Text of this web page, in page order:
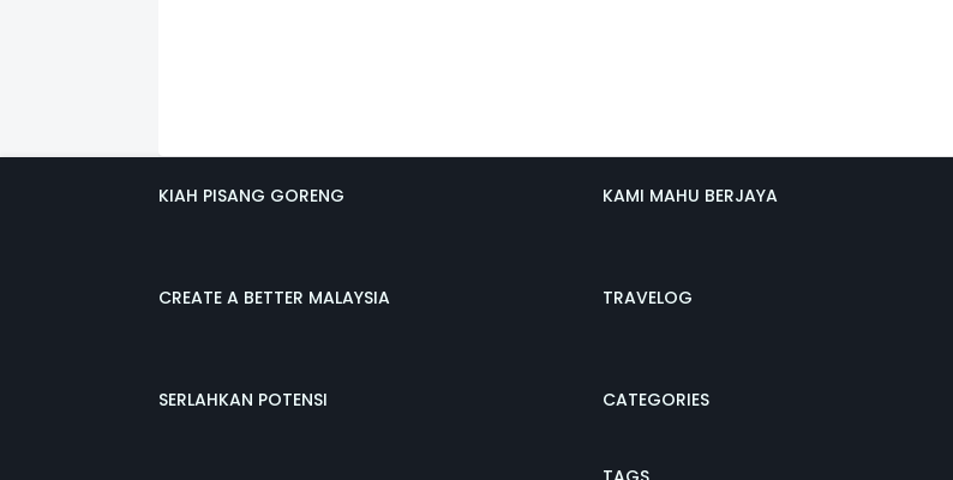
KIAH PISANG GORENG
CREATE A BETTER MALAYSIA
SERLAHKAN POTENSI
KAMI MAHU BERJAYA
TRAVELOG
CATEGORIES